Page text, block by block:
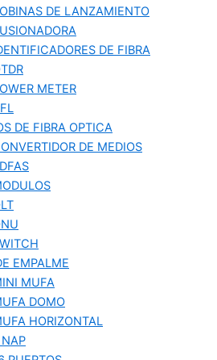
DE LANZAMIENTO
DE FIBRA
METER
DE FIBRA OPTICA
DE MEDIOS
EMPALME
MUFA
DOMO
HORIZONTAL